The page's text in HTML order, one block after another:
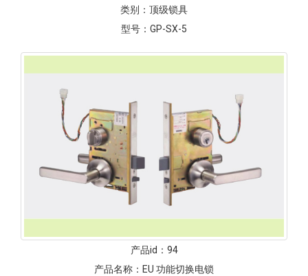
类别： 顶级锁具
型号： GP-SX-5
产品id： 94
产品名称： EU 功能切换电锁